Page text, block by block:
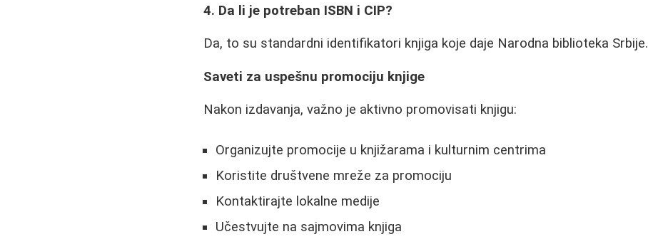
4. Da li je potreban ISBN i CIP?
Da, to su standardni identifikatori knjiga koje daje Narodna biblioteka Srbije.
Saveti za uspešnu promociju knjige
Nakon izdavanja, važno je aktivno promovisati knjigu:
Organizujte promocije u knjižarama i kulturnim centrima
Koristite društvene mreže za promociju
Kontaktirajte lokalne medije
Učestvujte na sajmovima knjiga